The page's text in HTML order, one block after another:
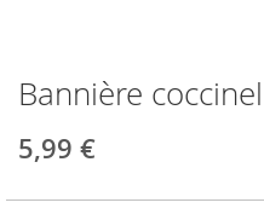
Skip
to
the
beginning
Bannière
5,99 €